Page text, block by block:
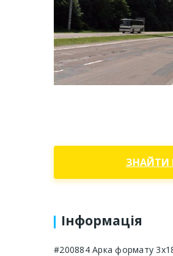
ЗНАЙТИ
Інформація
#200884 Арка формату